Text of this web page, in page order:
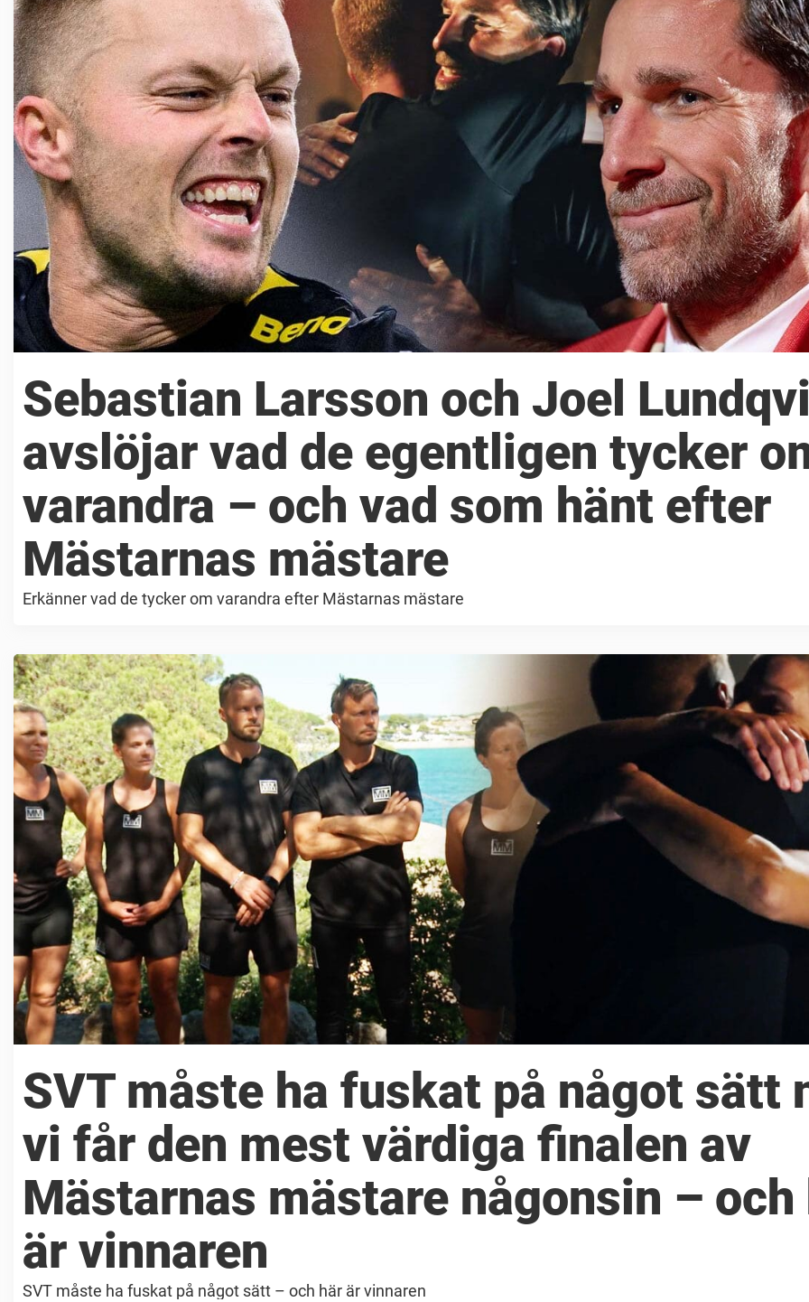
Sebastian Larsson och Joel
avslöjar vad de egentligen tycker
varandra – och vad som hänt efter
Mästarnas mästare
Erkänner vad de tycker om varandra efter Mästarnas mästare
SVT måste ha fuskat på något sätt
vi får den mest värdiga finalen av
Mästarnas mästare någonsin – och
är vinnaren
SVT måste ha fuskat på något sätt – och här är vinnaren